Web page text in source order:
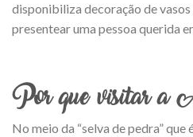
disponibiliza decoração de
presentear uma pessoa querida
Por que visitar a
No meio da “selva de pedra” que